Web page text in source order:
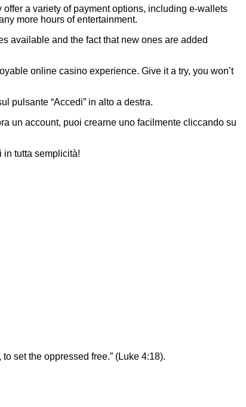
a variety of payment options, including e-wallets
more hours of entertainment.
available and the fact that new ones are added
online casino experience. Give it a try, you won’t
pulsante “Accedi” in alto a destra.
un account, puoi crearne uno facilmente cliccando su
tutta semplicità!
set the oppressed free.” (Luke 4:18).